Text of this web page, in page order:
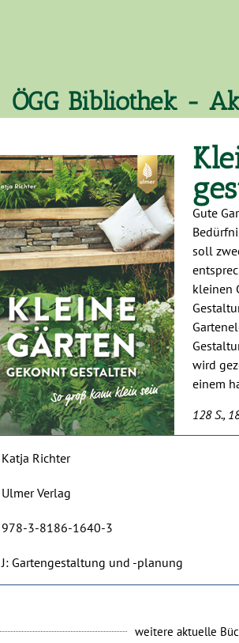
ÖGG Bibliothek -
Gute
soll
kleinen
wird
einem
128 S.,
Katja Richter
Ulmer Verlag
978-3-8186-1640-3
J: Gartengestaltung und -planung
weitere aktuelle